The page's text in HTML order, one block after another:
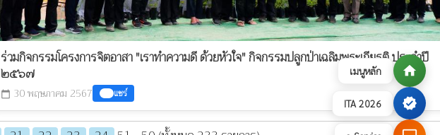
เมนูหลัก home
ITA 2026 verified
ร่วมกิจกรรมโครงการจิตอาสา "เราทำความดี ด้วยหัวใจ" กิจกรรมปลูกป่าเฉลิมพระเกียรติ ประจำปี
๒๕๖๗
calendar_today 30 พฤษภาคม 2567 แชร์